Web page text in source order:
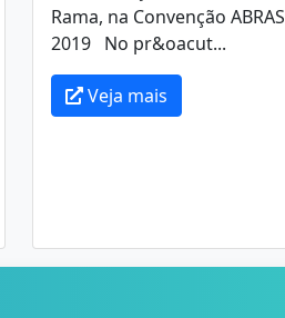
Rama, na Convenção ABRAS
2019 No pr&oacut...
Veja mais